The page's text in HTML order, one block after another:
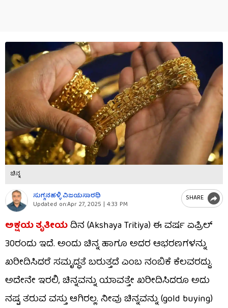
ಚಿನ್ನ
ಸುಗ್ಗನಹಳ್ಳಿ ವಿಜಯಸಾರಥಿ
Updated on:Apr 27, 2025 | 4:33 PM
SHARE
ಅಕ್ಷಯ ತೃತೀಯದಿನ (Akshaya Tritiya) ಈ ವರ್ಷ ಏಪ್ರಿಲ್
30ರಂದು ಇದೆ. ಅಂದು ಚಿನ್ನ ಹಾಗೂ ಅದರ ಆಭರಣಗಳನ್ನು
ಖರೀದಿಸಿದರೆ ಸಮೃದ್ಧತೆ ಬರುತ್ತದೆ ಎಂಬ ನಂಬಿಕೆ ಕೆಲವರದ್ದು.
ಅದೇನೇ ಇರಲಿ, ಚಿನ್ನವನ್ನು ಯಾವತ್ತೇ ಖರೀದಿಸಿದರೂ ಅದು
ನಷ್ಟ ತರುವ ವಸ್ತು ಆಗಿರಲ್ಲ. ನೀವು ಚಿನ್ನವನ್ನು (gold buying)